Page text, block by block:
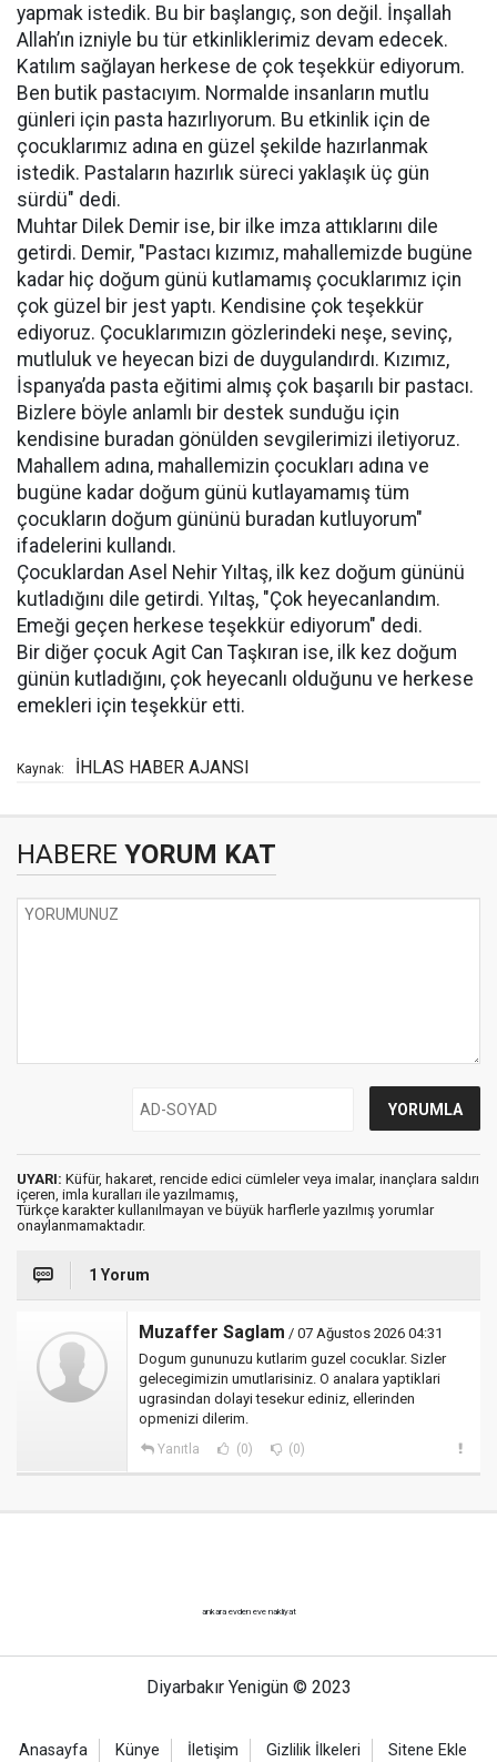
yapmak istedik. Bu bir başlangıç, son değil. İnşallah
Allah’ın izniyle bu tür etkinliklerimiz devam edecek.
Katılım sağlayan herkese de çok teşekkür ediyorum.
Ben butik pastacıyım. Normalde insanların mutlu
günleri için pasta hazırlıyorum. Bu etkinlik için de
çocuklarımız adına en güzel şekilde hazırlanmak
istedik. Pastaların hazırlık süreci yaklaşık üç gün
sürdü" dedi.
Muhtar Dilek Demir ise, bir ilke imza attıklarını dile
getirdi. Demir, "Pastacı kızımız, mahallemizde bugüne
kadar hiç doğum günü kutlamamış çocuklarımız için
çok güzel bir jest yaptı. Kendisine çok teşekkür
ediyoruz. Çocuklarımızın gözlerindeki neşe, sevinç,
mutluluk ve heyecan bizi de duygulandırdı. Kızımız,
İspanya’da pasta eğitimi almış çok başarılı bir pastacı.
Bizlere böyle anlamlı bir destek sunduğu için
kendisine buradan gönülden sevgilerimizi iletiyoruz.
Mahallem adına, mahallemizin çocukları adına ve
bugüne kadar doğum günü kutlayamamış tüm
çocukların doğum gününü buradan kutluyorum"
ifadelerini kullandı.
Çocuklardan Asel Nehir Yıltaş, ilk kez doğum gününü
kutladığını dile getirdi. Yıltaş, "Çok heyecanlandım.
Emeği geçen herkese teşekkür ediyorum" dedi.
Bir diğer çocuk Agit Can Taşkıran ise, ilk kez doğum
günün kutladığını, çok heyecanlı olduğunu ve herkese
emekleri için teşekkür etti.
Kaynak: İHLAS HABER AJANSI
HABERE YORUM KAT
UYARI: Küfür, hakaret, rencide edici cümleler veya imalar, inançlara saldırı
içeren, imla kuralları ile yazılmamış,
Türkçe karakter kullanılmayan ve büyük harflerle yazılmış yorumlar
onaylanmamaktadır.
1 Yorum
Muzaffer Saglam / 07 Ağustos 2026 04:31
Dogum gununuzu kutlarim guzel cocuklar. Sizler
gelecegimizin umutlarisiniz. O analara yaptiklari
ugrasindan dolayi tesekur ediniz, ellerinden
opmenizi dilerim.
Yanıtla (0) (0)
ankara evden eve nakliyat
Diyarbakır Yenigün © 2023
Anasayfa Künye İletişim Gizlilik İlkeleri Sitene Ekle